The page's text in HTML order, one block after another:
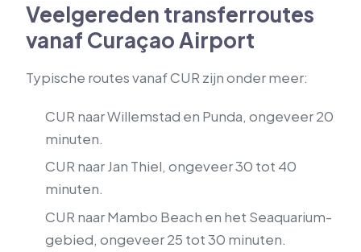
Veelgereden transferroutes
vanaf Curaçao Airport
Typische routes vanaf CUR zijn onder meer:
CUR naar Willemstad en Punda, ongeveer 20
minuten.
CUR naar Jan Thiel, ongeveer 30 tot 40
minuten.
CUR naar Mambo Beach en het Seaquarium-
gebied, ongeveer 25 tot 30 minuten.